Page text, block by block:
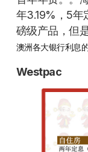
年3.19%，5
磅级产品，但
澳洲各大银行利息
Westpac